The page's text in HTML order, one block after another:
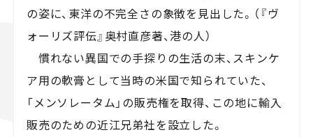
の姿に、東洋の不完全さの象徴を見出した。（『ヴ
ォーリズ評伝』奥村直彦著、港の人）
慣れない異国での手探りの生活の末、スキンケ
ア用の軟膏として当時の米国で知られていた、
「メンソレータム」の販売権を取得、この地に輸入
販売のための近江兄弟社を設立した。